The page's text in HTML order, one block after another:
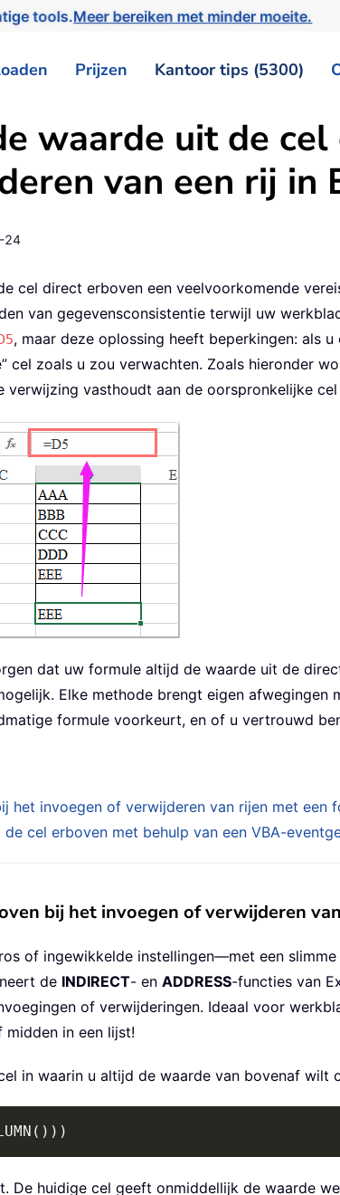
tools.Meer bereiken met minder moeite.
Prijzen Kantoor tips (5300)
waarde uit de
van een rij in
24
cel direct erboven een veelvoorkomende
van gegevensconsistentie terwijl uw
, maar deze oplossing heeft beperkingen: als
cel zoals u zou verwachten. Zoals hieronder
vasthoudt aan de oorspronkelijke
dat uw formule altijd de waarde uit de
Elke methode brengt eigen
formule voorkeurt, en of u vertrouwd
het invoegen of verwijderen van rijen met een
cel erboven met behulp van een VBA-
bij het invoegen of verwijderen
of ingewikkelde instellingen—met een
de INDIRECT- en ADDRESS-functies van
of verwijderingen. Ideaal voor
midden in een lijst!
in waarin u altijd de waarde van bovenaf
De huidige cel geeft onmiddellijk de waarde